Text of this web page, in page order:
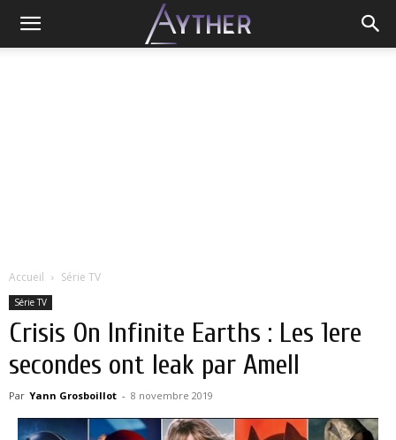
Accueil Série TV
Série TV
Crisis On Infinite Earths : Les 1ere
secondes ont leak par Amell
Par Yann Grosboillot - 8 novembre 2019